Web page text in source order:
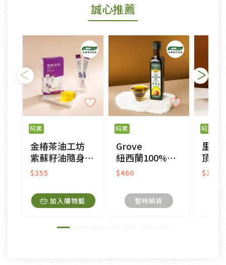
若您購買的商品有下列「不適用七天鑑賞期商品」情
形者，除商品瑕疵以外，恕不接受退換貨.
依消保法之規定提供該商品七天免費鑑賞期(含例假
日)的服務，原則上若商品未經使用或被汙損(除商品
瑕疵)，一般皆可申請退換貨。
不適用七天鑑賞期商品：
以數位或電磁紀錄形式儲存之商品、易於變質或損壞
之商品、以及性質上無法或不適合退換之商品：如
CD、VCD、DVD、電腦軟體，若產品瑕疵無法讀取僅
接受原片換新。
衣飾鞋類-如T恤，如於送達後水洗或污損者。
美容保養用品、內衣褲、襪子、口罩等私人消耗性產
內衣褲、襪子、口罩個人衛生用品除商品本身有瑕疵
外,依據《通訊交易解除權合理例外情事適用準
誠心推薦
純素
金椿茶油工坊
紫蘇籽油隨身油包
$355
加入購物籃
純素
Grove
紐西蘭100%頂級冷壓初榨純酪梨油
$460
暫時缺貨
純素
里仁
頂級初